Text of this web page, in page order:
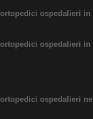
ospedalieri in
ospedalieri in
ospedalieri